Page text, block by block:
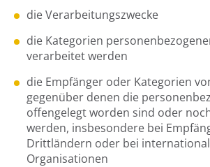
die Verarbeitungszwecke
die Kategorien
verarbeitet werden
die Empfänger oder Kategorien
gegenüber denen die
offengelegt worden sind oder
werden, insbesondere bei
Drittländern oder bei
Organisationen